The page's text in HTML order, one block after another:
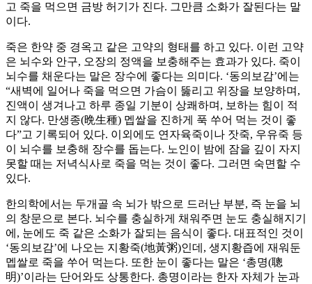
고 죽을 먹으면 금방 허기가 진다. 그만큼 소화가 잘된다는 말
이다.
죽은 한약 중 경옥고 같은 고약의 형태를 하고 있다. 이런 고약
은 뇌수와 안구, 오장의 정액을 보충해주는 효과가 있다. 죽이
뇌수를 채운다는 말은 장수에 좋다는 의미다. ‘동의보감’에는
“새벽에 일어나 죽을 먹으면 가슴이 뚫리고 위장을 보양하며,
진액이 생겨나고 하루 종일 기분이 상쾌하며, 보하는 힘이 적
지 않다. 만생종(晩生種) 멥쌀을 진하게 푹 쑤어 먹는 것이 좋
다”고 기록되어 있다. 이외에도 연자육죽이나 잣죽, 우유죽 등
이 뇌수를 보충해 장수를 돕는다. 노인이 밤에 잠을 깊이 자지
못할 때는 저녁식사로 죽을 먹는 것이 좋다. 그러면 숙면할 수
있다.
한의학에서는 두개골 속 뇌가 밖으로 드러난 부분, 즉 눈을 뇌
의 창문으로 본다. 뇌수를 충실하게 채워주면 눈도 충실해지기
에, 눈에도 죽 같은 소화가 잘되는 음식이 좋다. 대표적인 것이
‘동의보감’에 나오는 지황죽(地黃粥)인데, 생지황즙에 재워둔
멥쌀로 죽을 쑤어 먹는다. 또한 눈이 좋다는 말은 ‘총명(聰
明)’이라는 단어와도 상통한다. 총명이라는 한자 자체가 눈과